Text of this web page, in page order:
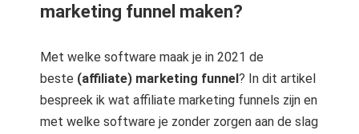
marketing funnel maken?
Met welke software maak je in 2021 de
beste (affiliate) marketing funnel? In dit artikel
bespreek ik wat affiliate marketing funnels zijn en
met welke software je zonder zorgen aan de slag